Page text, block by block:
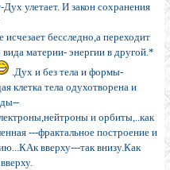
Дух улетает. И закон сохранения
бесследно,а переходит
вида материи- энергии в другой.*
.Дух и без тела и формы-
клетка тела одухотворена и
и орбиты,..как
---фрактальное построение и
вверху---так внизу.Как